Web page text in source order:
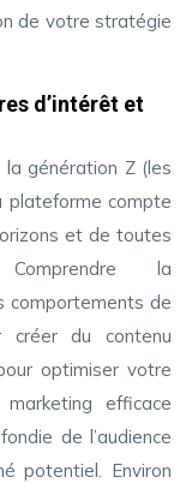
de votre stratégie
d’intérêt et
génération Z (les
plateforme compte
et de toutes
Comprendre la
comportements de
du contenu
optimiser votre
efficace
de l’audience
potentiel. Environ